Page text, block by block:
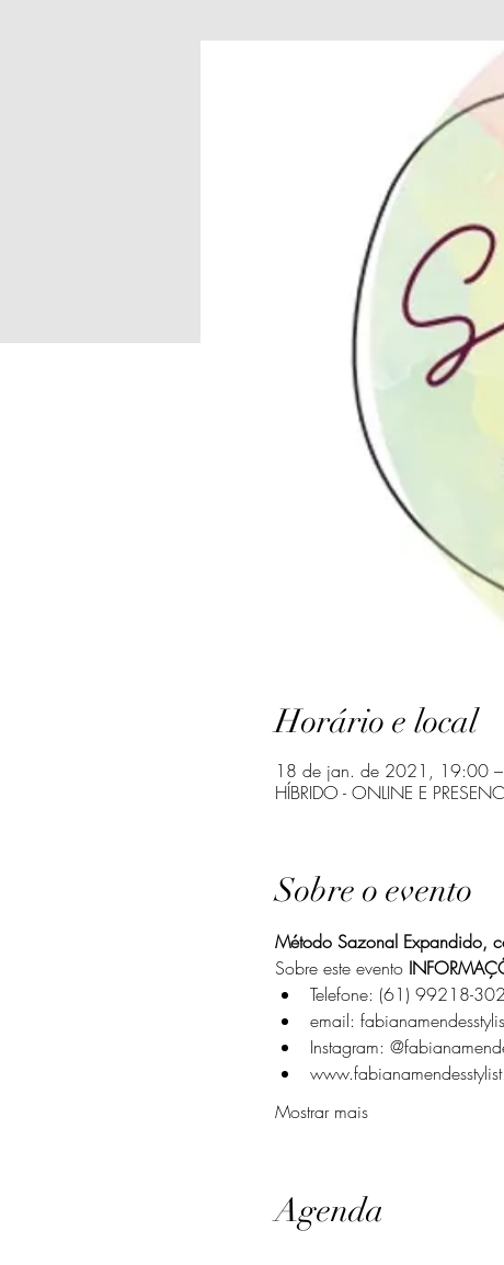
Horário e local
18 de jan. de 2021, 19:00
HÍBRIDO - ONLINE E
Sobre o evento
Método Sazonal Expandido,
Sobre este evento
Telefone: (61) 99218-
email:
Instagram:
Mostrar mais
Agenda